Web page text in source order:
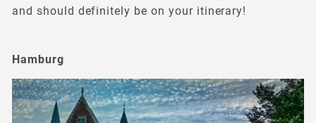
and should definitely be on your itinerary!
Hamburg